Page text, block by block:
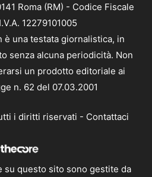
Roma (RM) - Codice Fiscale
12279101005
è una testata giornalistica, in
senza alcuna periodicità. Non
un prodotto editoriale ai
n. 62 del 07.03.2001
i diritti riservati - Contattaci
su questo sito sono gestite da